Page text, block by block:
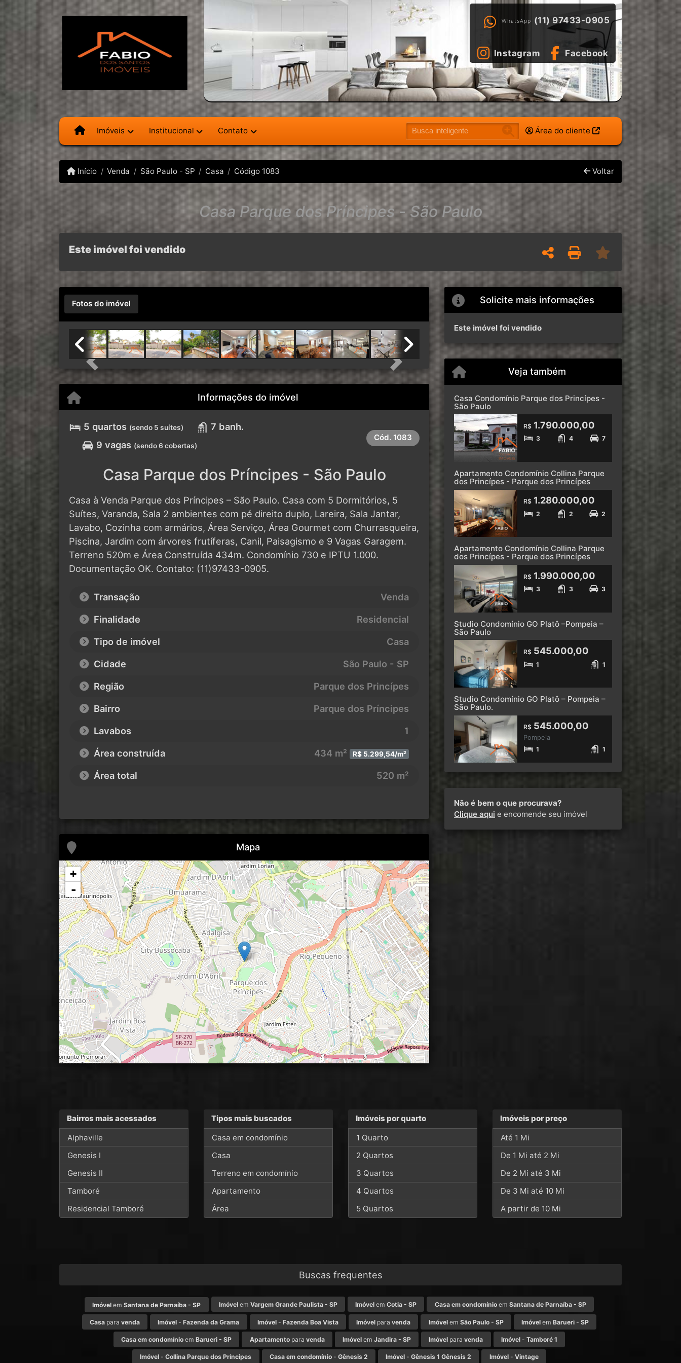
WhatsApp (11) 97433-0905
Instagram Facebook
Imóveis Institucional Contato Área do cliente
Início Venda São Paulo - SP Casa Código 1083 Voltar
Casa Parque dos Príncipes - São Paulo
Este imóvel foi vendido
Fotos do imóvel
Previous Next
Informações do imóvel
5 quartos (sendo 5 suítes)
7 banh.
9 vagas (sendo 6 cobertas)
Cód. 1083
Casa Parque dos Príncipes - São Paulo
Casa à Venda Parque dos Príncipes – São Paulo. Casa com 5 Dormitórios, 5
Suítes, Varanda, Sala 2 ambientes com pé direito duplo, Lareira, Sala Jantar,
Lavabo, Cozinha com armários, Área Serviço, Área Gourmet com Churrasqueira,
Piscina, Jardim com árvores frutíferas, Canil, Paisagismo e 9 Vagas Garagem.
Terreno 520m e Área Construída 434m. Condomínio 730 e IPTU 1.000.
Documentação OK. Contato: (11)97433-0905.
Transação
Venda
Finalidade
Residencial
Tipo de imóvel
Casa
Cidade
São Paulo - SP
Região
Parque dos Princípes
Bairro
Parque dos Príncipes
Lavabos
1
Área construída
434 m² R$ 5.299,54/m²
Área total 520 m²
Mapa
+
-
Solicite mais informações
Este imóvel foi vendido
Veja também
Casa Condomínio Parque dos Princípes -
São Paulo
R$1.790.000,00
3 4 7
Apartamento Condomínio Collina Parque
dos Princípes - Parque dos Princípes
R$1.280.000,00
2 2 2
Apartamento Condomínio Collina Parque
dos Princípes - Parque dos Princípes
R$1.990.000,00
3 3 3
Studio Condomínio GO Platô –Pompeia –
São Paulo
R$545.000,00
1 1
Studio Condomínio GO Platô – Pompeia –
São Paulo.
R$545.000,00
Pompeia
1 1
Não é bem o que procurava?
Clique aqui e encomende seu imóvel
Bairros mais acessados
Alphaville
Genesis I
Genesis II
Tamboré
Residencial Tamboré
Tipos mais buscados
Casa em condomínio
Casa
Terreno em condomínio
Apartamento
Área
Imóveis por quarto
1 Quarto
2 Quartos
3 Quartos
4 Quartos
5 Quartos
Imóveis por preço
Até 1 Mi
De 1 Mi até 2 Mi
De 2 Mi até 3 Mi
De 3 Mi até 10 Mi
A partir de 10 Mi
Buscas frequentes
Imóvel emSantana de Parnaíba - SP Imóvelem Vargem Grande Paulista - SP Imóvel emCotia - SP Casa em condomínioem Santana de Parnaíba - SP
Casa paravenda Imóvel -Fazenda da Grama Imóvel- Fazenda Boa Vista Imóvel paravenda Imóvelem São Paulo - SP Imóvelem Barueri - SP
Casa em condomínio emBarueri - SP Apartamentopara venda Imóvel em Jandira - SP Imóvel paravenda Imóvel- Tamboré 1
Imóvel -Collina Parque dos Príncipes Casa em condomínio- Gênesis 2 Imóvel -Gênesis 1 Gênesis 2 Imóvel- Vintage